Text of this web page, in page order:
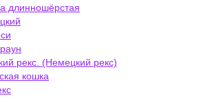
длинношёрстая
рекс. (Немецкий рекс)
кошка